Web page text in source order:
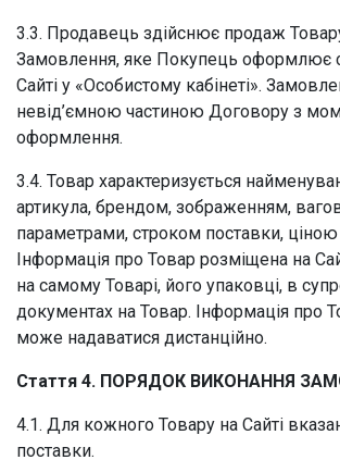
3.3. Продавець здійснює продаж
Замовлення, яке Покупець оформлює
Сайті у «Особистому кабінеті».
невід’ємною частиною Договору з
оформлення.
3.4. Товар характеризується
артикула, брендом, зображенням,
параметрами, строком поставки,
Інформація про Товар розміщена на
на самому Товарі, його упаковці, в
документах на Товар. Інформація про
може надаватися дистанційно.
Стаття 4. ПОРЯДОК ВИКОНАННЯ
4.1. Для кожного Товару на Сайті
поставки.